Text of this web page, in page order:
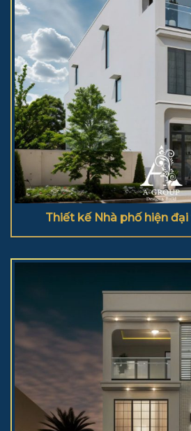
Thiết kế Nhà phố hiện